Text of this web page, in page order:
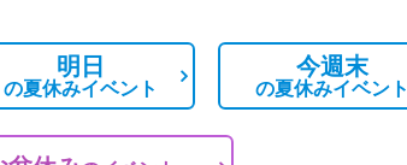
明日
の夏休みイベント
今週末
の夏休みイベント